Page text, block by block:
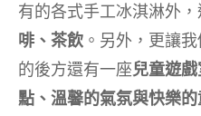
有的各式手工冰淇淋外，
啡、茶飲 。另外，更讓
的後方還有一座兒童遊
點、溫馨的氣氛與快樂